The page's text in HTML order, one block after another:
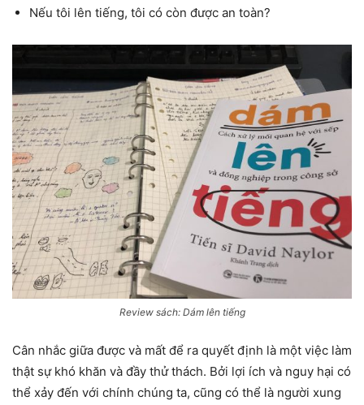
Nếu tôi lên tiếng, tôi có còn được an toàn?
Review sách: Dám lên tiếng
Cân nhắc giữa được và mất để ra quyết định là một việc làm
thật sự khó khăn và đầy thử thách. Bởi lợi ích và nguy hại có
thể xảy đến với chính chúng ta, cũng có thể là người xung